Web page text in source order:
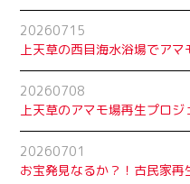
20260715
上天草の西目海水浴場でア
20260708
上天草のアマモ場再生プロジ
20260701
お宝発見なるか？！古民家